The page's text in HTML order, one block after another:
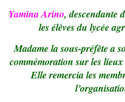
Yamina Arino, descendante
les élèves du lycée
Madame la sous-préfète a
commémoration sur les
Elle remercia les